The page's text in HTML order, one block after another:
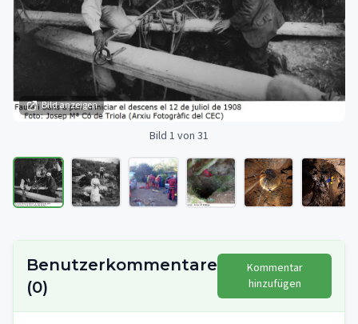
Bild anzeigen
Bild 1 von 31
Benutzerkommentare
(0)
Kommentar
hinzufügen